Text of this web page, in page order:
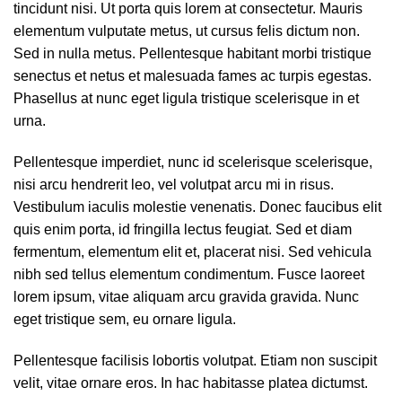
tincidunt nisi. Ut porta quis lorem at consectetur. Mauris
elementum vulputate metus, ut cursus felis dictum non.
Sed in nulla metus. Pellentesque habitant morbi tristique
senectus et netus et malesuada fames ac turpis egestas.
Phasellus at nunc eget ligula tristique scelerisque in et
urna.
Pellentesque imperdiet, nunc id scelerisque scelerisque,
nisi arcu hendrerit leo, vel volutpat arcu mi in risus.
Vestibulum iaculis molestie venenatis. Donec faucibus elit
quis enim porta, id fringilla lectus feugiat. Sed et diam
fermentum, elementum elit et, placerat nisi. Sed vehicula
nibh sed tellus elementum condimentum. Fusce laoreet
lorem ipsum, vitae aliquam arcu gravida gravida. Nunc
eget tristique sem, eu ornare ligula.
Pellentesque facilisis lobortis volutpat. Etiam non suscipit
velit, vitae ornare eros. In hac habitasse platea dictumst.